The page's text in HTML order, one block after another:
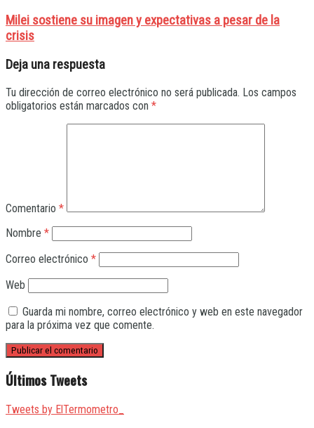
Milei sostiene su imagen y expectativas a pesar de la
crisis
Deja una respuesta
Tu dirección de correo electrónico no será publicada. Los campos
obligatorios están marcados con *
Comentario *
Nombre *
Correo electrónico *
Web
Guarda mi nombre, correo electrónico y web en este navegador
para la próxima vez que comente.
Últimos Tweets
Tweets by ElTermometro_